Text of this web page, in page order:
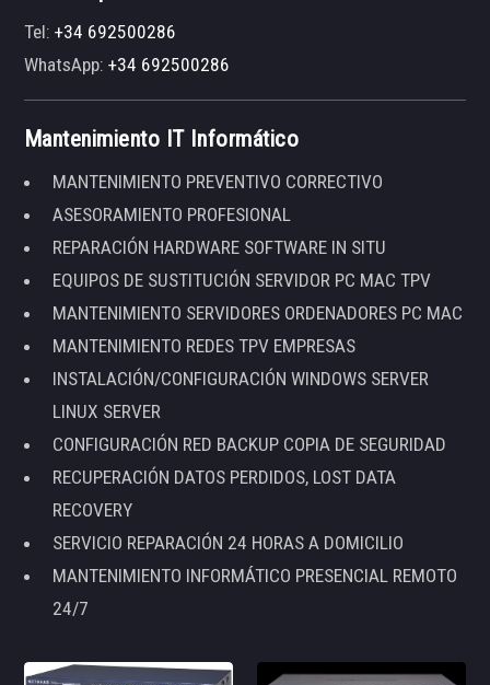
Tel:+34 692500286
WhatsApp:+34 692500286
Mantenimiento IT Informático
MANTENIMIENTO PREVENTIVO CORRECTIVO
ASESORAMIENTO PROFESIONAL
REPARACIÓN HARDWARE SOFTWARE IN SITU
EQUIPOS DE SUSTITUCIÓN SERVIDOR PC MAC TPV
MANTENIMIENTO SERVIDORES ORDENADORES PC MAC
MANTENIMIENTO REDES TPV EMPRESAS
INSTALACIÓN/CONFIGURACIÓN WINDOWS SERVER
LINUX SERVER
CONFIGURACIÓN RED BACKUP COPIA DE SEGURIDAD
RECUPERACIÓN DATOS PERDIDOS, LOST DATA
RECOVERY
SERVICIO REPARACIÓN 24 HORAS A DOMICILIO
MANTENIMIENTO INFORMÁTICO PRESENCIAL REMOTO
24/7